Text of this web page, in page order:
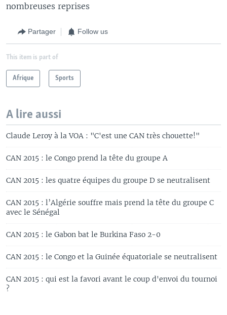
nombreuses reprises
Partager Follow us
This item is part of
Afrique Sports
A lire aussi
Claude Leroy à la VOA : "C'est une CAN très chouette!"
CAN 2015 : le Congo prend la tête du groupe A
CAN 2015 : les quatre équipes du groupe D se neutralisent
CAN 2015 : l’Algérie souffre mais prend la tête du groupe C
avec le Sénégal
CAN 2015 : le Gabon bat le Burkina Faso 2-0
CAN 2015 : le Congo et la Guinée équatoriale se neutralisent
CAN 2015 : qui est la favori avant le coup d'envoi du tournoi
?